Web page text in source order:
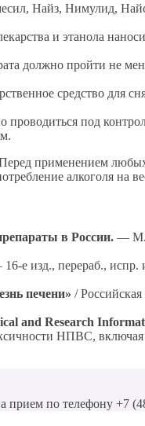
Найз, Нимулид,
и этанола
должно пройти не
средство для
проводиться под
применением
алкоголя на
в России. — М.:
е изд., перераб.,
печени» /
and Research
НПВС,
прием по телефону +7